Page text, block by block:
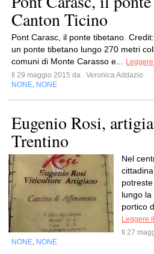
Canton Ticino
Pont Carasc, il ponte tibetano.
un ponte tibetano lungo 270 metri
comuni di Monte Carasso e...
Il 29 maggio 2015 da
Veronica Addazio
NONE NONE
Eugenio Rosi,
Trentino
Nel
lungo
portico
Leggere
Il 27
NONE NONE